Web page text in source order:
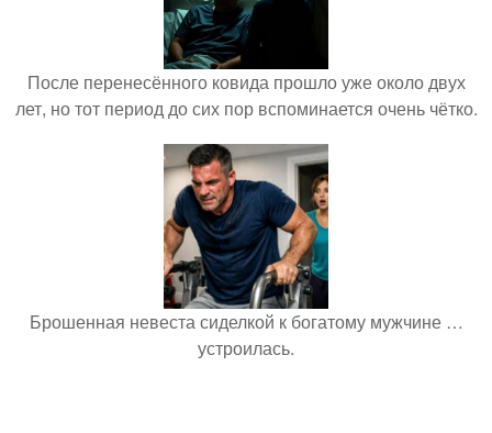
После перенесённого ковида прошло уже около двух
лет, но тот период до сих пор вспоминается очень чётко.
Брошенная невеста сиделкой к богатому мужчине …
устроилась.